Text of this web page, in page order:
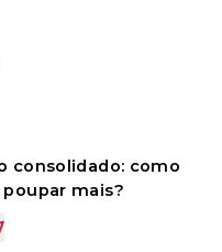
consolidado: como
mais?